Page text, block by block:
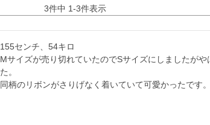
3件中 1-3件表示
155センチ、54キロ
Mサイズが売り切れていたのでSサイズにしましたが
た。
同柄のリボンがさりげなく着いていて可愛かったです。